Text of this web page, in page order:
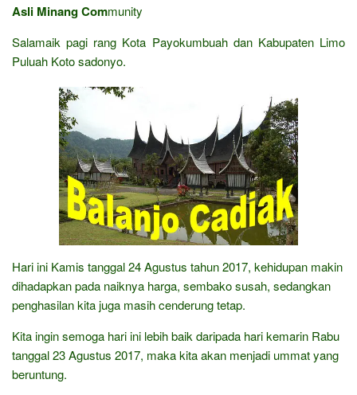
Asli Minang Community
Salamaik pagi rang Kota Payokumbuah dan Kabupaten Limo
Puluah Koto sadonyo.
Hari ini Kamis tanggal 24 Agustus tahun 2017, kehidupan makin
dihadapkan pada naiknya harga, sembako susah, sedangkan
penghasilan kita juga masih cenderung tetap.
Kita ingin semoga hari ini lebih baik daripada hari kemarin Rabu
tanggal 23 Agustus 2017, maka kita akan menjadi ummat yang
beruntung.